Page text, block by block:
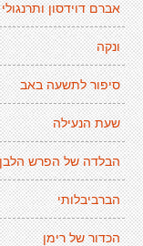
אברם דוידסון
ונקה
סיפור לתשעה באב
שעת הנעילה
הבלדה של הפרש הלבן
הברביבלותי
הכדור של רימן